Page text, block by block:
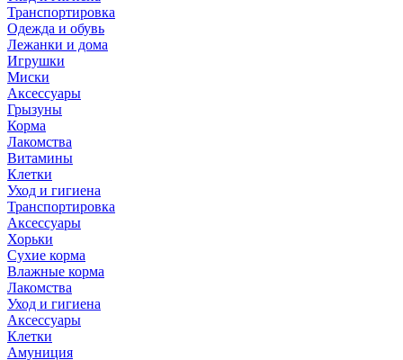
Транспортировка
Одежда и обувь
Лежанки и дома
Игрушки
Миски
Аксессуары
Грызуны
Корма
Лакомства
Витамины
Клетки
Уход и гигиена
Транспортировка
Аксессуары
Хорьки
Сухие корма
Влажные корма
Лакомства
Уход и гигиена
Аксессуары
Клетки
Амуниция